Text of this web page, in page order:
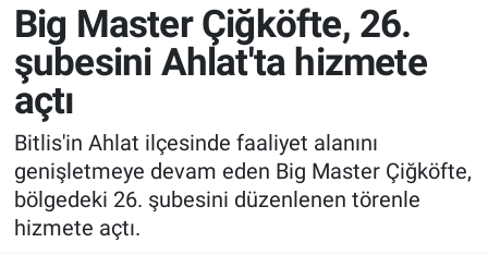
Big Master Çiğköfte, 26.
şubesini Ahlat'ta hizmete
açtı
Bitlis'in Ahlat ilçesinde faaliyet alanını
genişletmeye devam eden Big Master Çiğköfte,
bölgedeki 26. şubesini düzenlenen törenle
hizmete açtı.
Eğitim
Ekonomi
Genel
Gündem
Kültür-Sanat
Son Dakika Haberleri
Haber Arşivi